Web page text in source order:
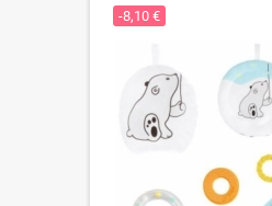
-8,10 €